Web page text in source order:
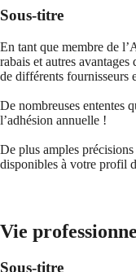
Sous-titre
En tant que membre de
rabais et autres
de différents fournisseurs
De nombreuses ententes
l’adhésion annuelle !
De plus amples
disponibles à votre profil
Vie
Sous-titre